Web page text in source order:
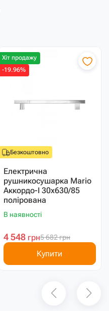
Безкоштовно
Хіт продажу
-19.96%
Електрична
рушникосушарка Mario
Аккордо-I 30х630/85
полірована
В наявності
5 682грн
4 548 грн
Купити